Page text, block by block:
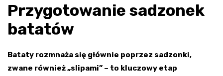
Przygotowanie sadzonek
batatów
Bataty rozmnaża się głównie poprzez sadzonki,
zwane również „slipami” – to kluczowy etap